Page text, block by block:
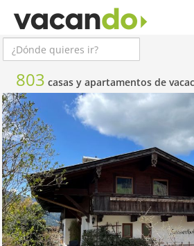
803 casas y apartamentos de